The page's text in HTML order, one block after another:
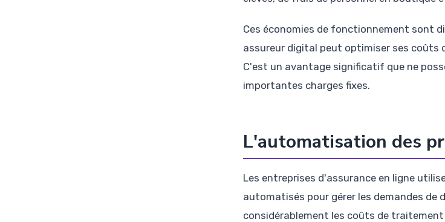
Ces économies de fonctionnement sont
assureur digital peut optimiser ses coûts
C'est un avantage significatif que ne
importantes charges fixes.
L'automatisation des
Les entreprises d'assurance en ligne
automatisés pour gérer les demandes
considérablement les coûts de